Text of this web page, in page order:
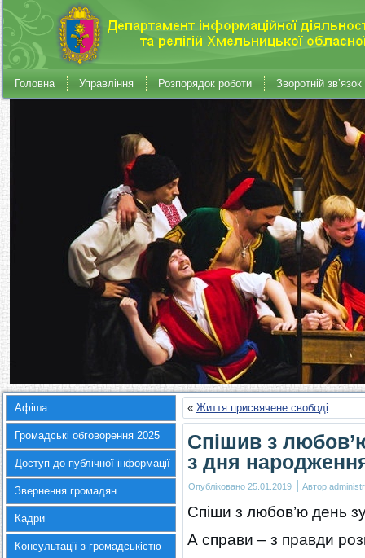
Головна Управління Розпорядок роботи Зворотній зв’язок
Афіша
Громадські обговорення 2025
Доступ до публічної інформації
Звернення громадян
Кадри
Консультації з громадськістю
« Життя присвячене свободі
Спішив з
з дня
Опубліковано 25.01.2019 | Автор
Спіши з любов’ю день
А справи – з правди